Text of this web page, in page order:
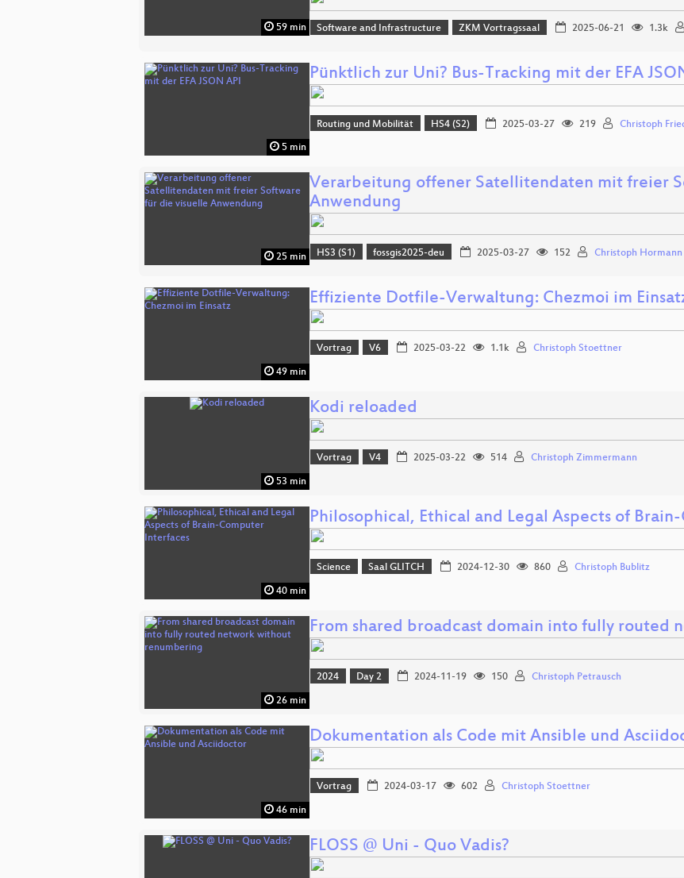
59 min Software and Infrastructure ZKM Vortragssaal 2025-06-21 1.3k
5 min
Pünktlich zur Uni? Bus-Tracking mit der EFA
Routing und Mobilität HS4 (S2) 2025-03-27 219 Christoph
25 min
Verarbeitung offener Satellitendaten mit freier
Anwendung
HS3 (S1) fossgis2025-deu 2025-03-27 152 Christoph Hormann
49 min
Effiziente Dotfile-Verwaltung: Chezmoi im
Vortrag V6 2025-03-22 1.1k Christoph Stoettner
53 min
Kodi reloaded
Vortrag V4 2025-03-22 514 Christoph Zimmermann
40 min
Philosophical, Ethical and Legal Aspects of
Science Saal GLITCH 2024-12-30 860 Christoph Bublitz
26 min
From shared broadcast domain into fully routed
2024 Day 2 2024-11-19 150 Christoph Petrausch
46 min
Dokumentation als Code mit Ansible und
Vortrag 2024-03-17 602 Christoph Stoettner
FLOSS @ Uni - Quo Vadis?